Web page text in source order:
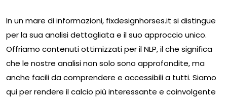
In un mare di informazioni, fixdesignhorses.it si distingue
per la sua analisi dettagliata e il suo approccio unico.
Offriamo contenuti ottimizzati per il NLP, il che significa
che le nostre analisi non solo sono approfondite, ma
anche facili da comprendere e accessibili a tutti. Siamo
qui per rendere il calcio più interessante e coinvolgente